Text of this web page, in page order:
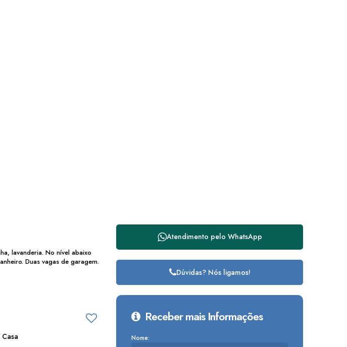
lavanderia. No nível abaixo
Duas vagas de garagem.
Casa
Atendimento pelo WhatsApp
Dúvidas? Nós ligamos!
Receber mais Informações
Nome: